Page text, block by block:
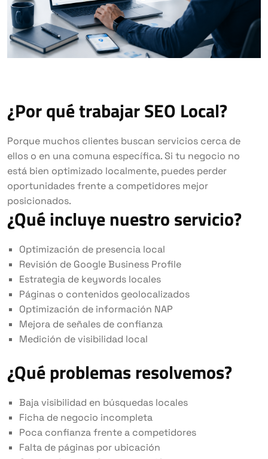
¿Por qué trabajar SEO Local?
Porque muchos clientes buscan servicios cerca de
ellos o en una comuna específica. Si tu negocio no
está bien optimizado localmente, puedes perder
oportunidades frente a competidores mejor
posicionados.
¿Qué incluye nuestro servicio?
Optimización de presencia local
Revisión de Google Business Profile
Estrategia de keywords locales
Páginas o contenidos geolocalizados
Optimización de información NAP
Mejora de señales de confianza
Medición de visibilidad local
¿Qué problemas resolvemos?
Baja visibilidad en búsquedas locales
Ficha de negocio incompleta
Poca confianza frente a competidores
Falta de páginas por ubicación